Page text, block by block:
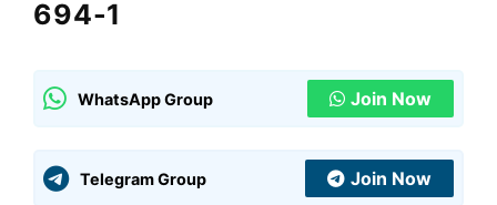
694-1
WhatsApp Group Join Now
Telegram Group Join Now